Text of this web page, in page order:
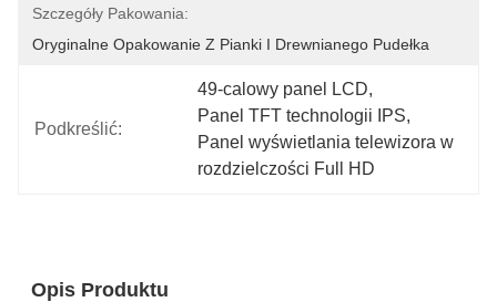
Szczegóły Pakowania:
Oryginalne Opakowanie Z Pianki I Drewnianego Pudełka
Podkreślić:
49-calowy panel LCD,
Panel TFT technologii IPS,
Panel wyświetlania telewizora w
rozdzielczości Full HD
Opis Produktu